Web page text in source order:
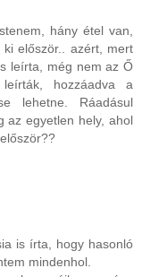
hány étel van,
először.. azért, mert
leírta, még nem az Ő
hozzáadva a
lehetne. Ráadásul
az egyetlen hely, ahol
is írta, hogy hasonló
mindenhol.